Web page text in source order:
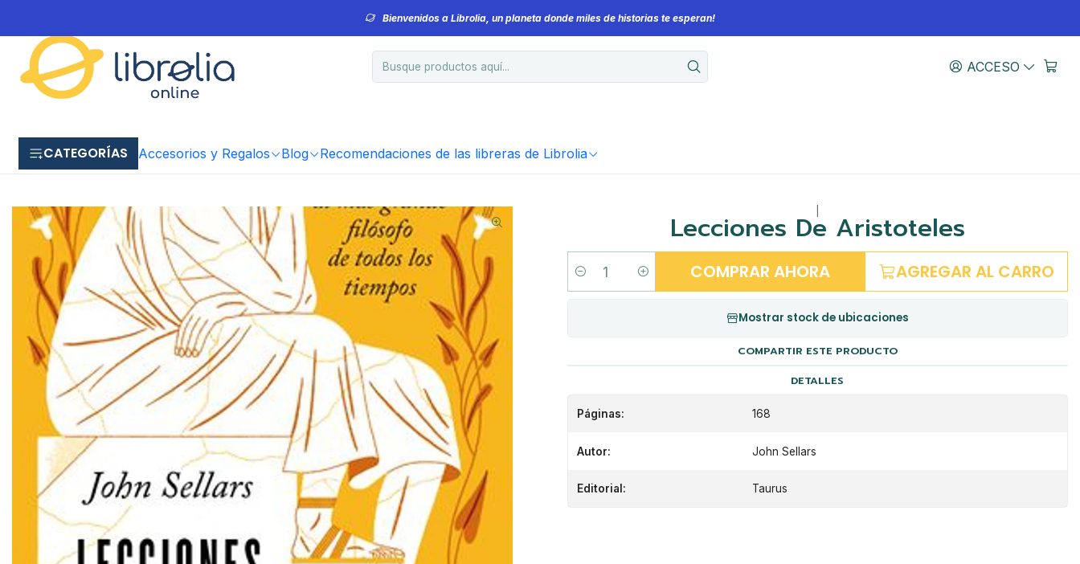
ACCESO
CATEGORÍAS Accesorios y Regalos Blog Recomendaciones de las libreras de Librolia
Bienvenidos a Librolia, un planeta donde miles de historias te esperan!
Lecciones De Aristoteles
Cantidad AGREGAR AL CARRO
COMPRAR AHORA
Mostrar stock de ubicaciones
COMPARTIR ESTE PRODUCTO
DETALLES
Páginas: 168
Autor: John Sellars
Editorial: Taurus